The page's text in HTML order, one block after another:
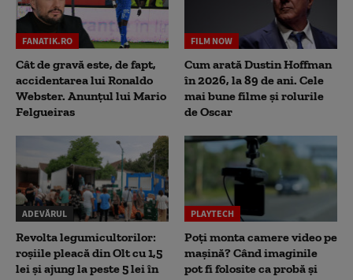
FANATIK.RO
Cât de gravă este, de fapt,
accidentarea lui Ronaldo
Webster. Anunțul lui Mario
Felgueiras
FILM NOW
Cum arată Dustin Hoffman
în 2026, la 89 de ani. Cele
mai bune filme și rolurile
de Oscar
ADEVĂRUL
Revolta legumicultorilor:
roșiile pleacă din Olt cu 1,5
lei și ajung la peste 5 lei în
PLAYTECH
Poți monta camere video pe
mașină? Când imaginile
pot fi folosite ca probă și